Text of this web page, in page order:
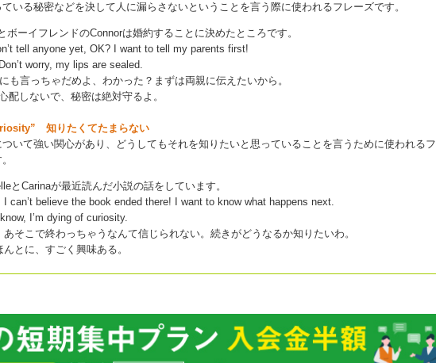
いる秘密などを決して人に漏らさないということを言う際に使われるフレーズです。
ボーイフレンドのConnorは婚約することに決めたところです。
tell anyone yet, OK? I want to tell my parents first!
Don’t worry, my lips are sealed.
も言っちゃだめよ、わかった？まずは両親に伝えたいから。
配しないで、秘密は絶対守るよ。
知りたくてたまらない
いて強い関心があり、どうしてもそれを知りたいと思っていることを言うために使われるフ
とCarinaが最近読んだ小説の話をしています。
I can’t believe the book ended there! I want to know what happens next.
know, I’m dying of curiosity.
あそこで終わっちゃうなんて信じられない。続きがどうなるか知りたいわ。
んとに、すごく興味ある。